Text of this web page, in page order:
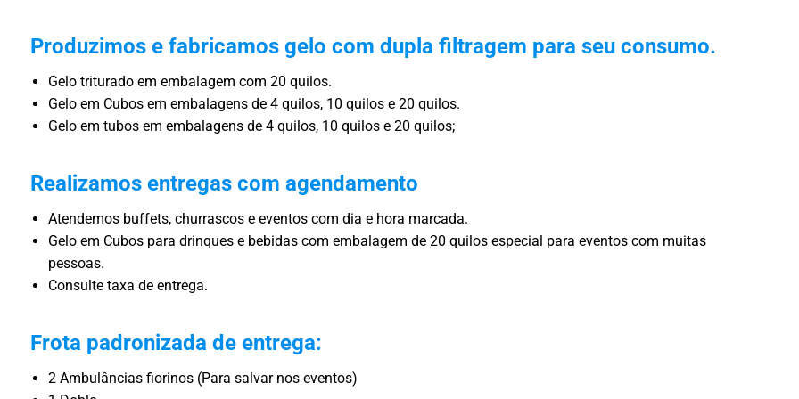
Produzimos e fabricamos gelo com dupla filtragem para seu consumo.
Gelo triturado em embalagem com 20 quilos.
Gelo em Cubos em embalagens de 4 quilos, 10 quilos e 20 quilos.
Gelo em tubos em embalagens de 4 quilos, 10 quilos e 20 quilos;
Realizamos entregas com agendamento
Atendemos buffets, churrascos e eventos com dia e hora marcada.
Gelo em Cubos para drinques e bebidas com embalagem de 20 quilos especial para eventos com muitas
pessoas.
Consulte taxa de entrega.
Frota padronizada de entrega:
2 Ambulâncias fiorinos (Para salvar nos eventos)